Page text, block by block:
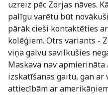
uzreiz pēc Zorjas nāves.
palīgu varētu būt
pārāk cieši kontaktēties
kolēģiem. Otrs variants -
viņa galvu savilkušies
Maskava nav
izskatīšanas gaitu, gan ar
attiecībām ar